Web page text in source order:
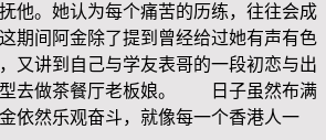
他。她认为每个痛苦的历练，往往会成
期间阿金除了提到曾经给过她有声有色
又讲到自己与学友表哥的一段初恋与出
型去做茶餐厅老板娘。 日子虽然布满
依然乐观奋斗，就像每一个香港人一